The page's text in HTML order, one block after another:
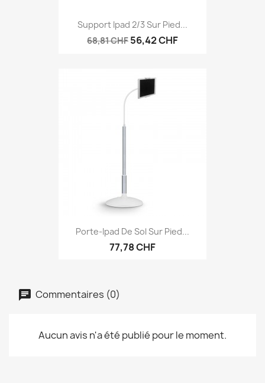
Support Ipad 2/3 Sur Pied...
68,81 CHF 56,42 CHF
Porte-Ipad De Sol Sur Pied...
77,78 CHF
Commentaires (0)
Aucun avis n'a été publié pour le moment.